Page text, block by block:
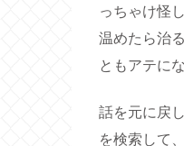
っちゃけ怪
温めたら治
ともアテに
話を元に戻
を検索して